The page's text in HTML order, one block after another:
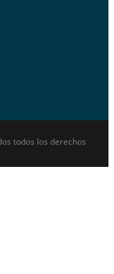
todos los derechos